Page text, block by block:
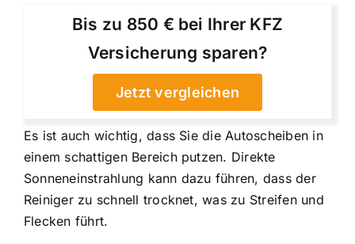
Bis zu 850 € bei Ihrer KFZ
Versicherung sparen?
Jetzt vergleichen
Es ist auch wichtig, dass Sie die Autoscheiben in
einem schattigen Bereich putzen. Direkte
Sonneneinstrahlung kann dazu führen, dass der
Reiniger zu schnell trocknet, was zu Streifen und
Flecken führt.